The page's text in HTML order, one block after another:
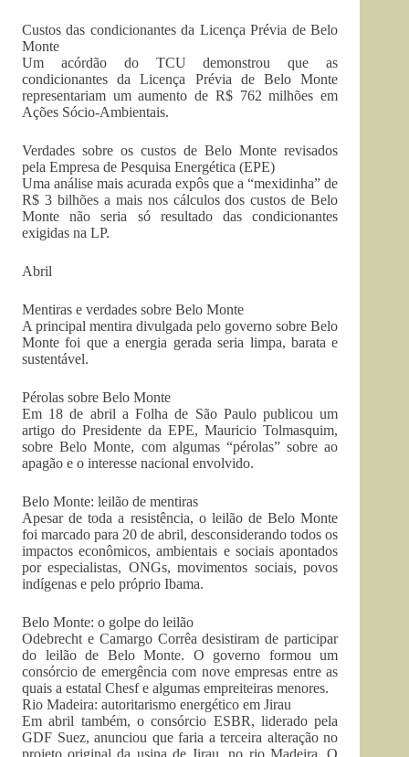
Custos das condicionantes da Licença Prévia de Belo
Monte
Um acórdão do TCU demonstrou que as
condicionantes da Licença Prévia de Belo Monte
representariam um aumento de R$ 762 milhões em
Ações Sócio-Ambientais.
Verdades sobre os custos de Belo Monte revisados
pela Empresa de Pesquisa Energética (EPE)
Uma análise mais acurada expôs que a “mexidinha” de
R$ 3 bilhões a mais nos cálculos dos custos de Belo
Monte não seria só resultado das condicionantes
exigidas na LP.
Abril
Mentiras e verdades sobre Belo Monte
A principal mentira divulgada pelo governo sobre Belo
Monte foi que a energia gerada seria limpa, barata e
sustentável.
Pérolas sobre Belo Monte
Em 18 de abril a Folha de São Paulo publicou um
artigo do Presidente da EPE, Mauricio Tolmasquim,
sobre Belo Monte, com algumas “pérolas” sobre ao
apagão e o interesse nacional envolvido.
Belo Monte: leilão de mentiras
Apesar de toda a resistência, o leilão de Belo Monte
foi marcado para 20 de abril, desconsiderando todos os
impactos econômicos, ambientais e sociais apontados
por especialistas, ONGs, movimentos sociais, povos
indígenas e pelo próprio Ibama.
Belo Monte: o golpe do leilão
Odebrecht e Camargo Corrêa desistiram de participar
do leilão de Belo Monte. O governo formou um
consórcio de emergência com nove empresas entre as
quais a estatal Chesf e algumas empreiteiras menores.
Rio Madeira: autoritarismo energético em Jirau
Em abril também, o consórcio ESBR, liderado pela
GDF Suez, anunciou que faria a terceira alteração no
projeto original da usina de Jirau, no rio Madeira. O